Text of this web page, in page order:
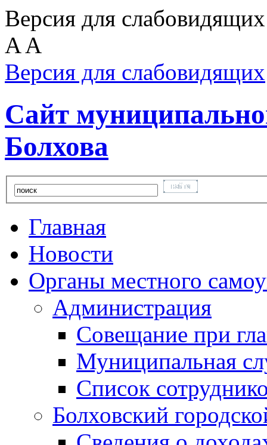
Версия для
A A
Версия для слабовидящих
Сайт
Болхова
Главная
Новости
Органы местного
Администрация
Совещание при
Муниципальная
Список
Болховский